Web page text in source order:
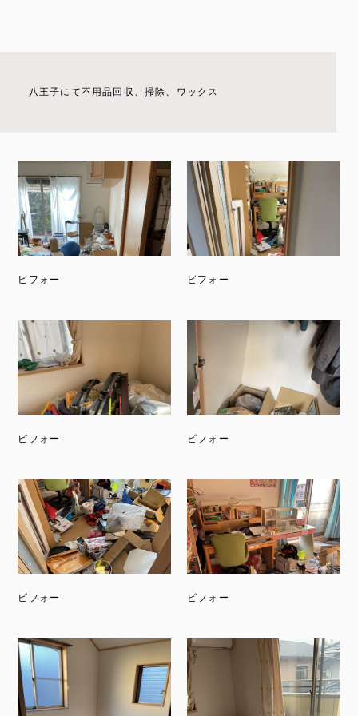
八王子にて不用品回収、掃除、ワックス
ビフォー ビフォー
ビフォー ビフォー
ビフォー ビフォー